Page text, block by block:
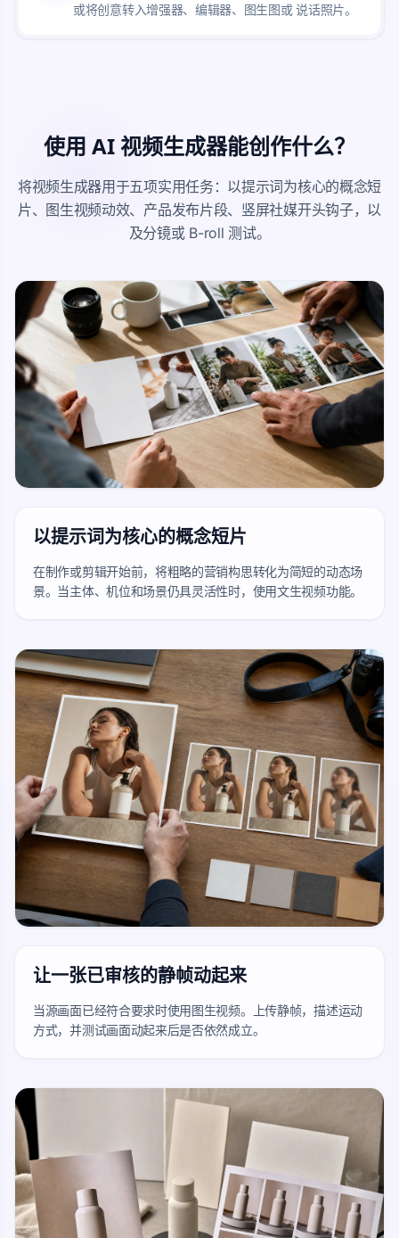
或将创意转入增强器、编辑器、图生图或 说话照片。
使用 AI 视频生成器能创作什么？
将视频生成器用于五项实用任务：以提示词为核心的概念短
片、图生视频动效、产品发布片段、竖屏社媒开头钩子，以
及分镜或 B-roll 测试。
以提示词为核心的概念短片
在制作或剪辑开始前，将粗略的营销构思转化为简短的动态场
景。当主体、机位和场景仍具灵活性时，使用文生视频功能。
让一张已审核的静帧动起来
当源画面已经符合要求时使用图生视频。上传静帧，描述运动
方式，并测试画面动起来后是否依然成立。